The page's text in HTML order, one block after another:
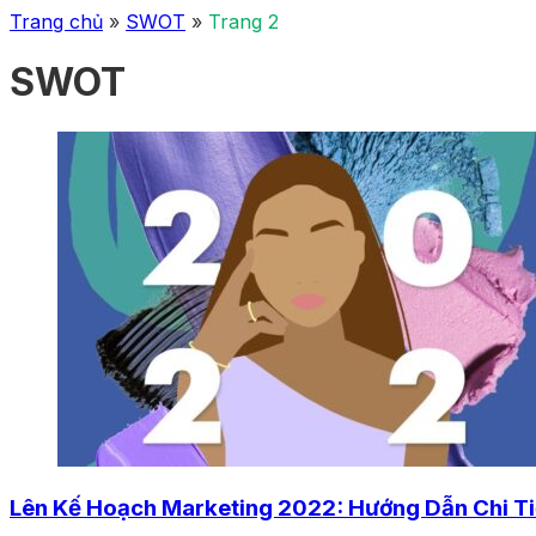
Trang chủ » SWOT » Trang 2
SWOT
Lên Kế Hoạch Marketing 2022: Hướng Dẫn Chi